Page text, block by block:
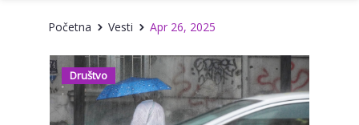
Početna Vesti Apr 26, 2025
Društvo